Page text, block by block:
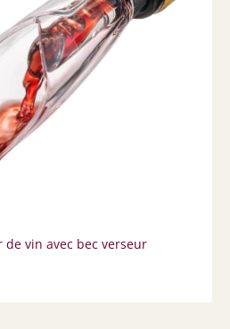
vin avec bec verseur